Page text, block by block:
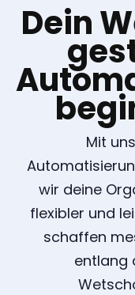
Dein
Mit
wir deine
flexibler und
schaffen
entlang